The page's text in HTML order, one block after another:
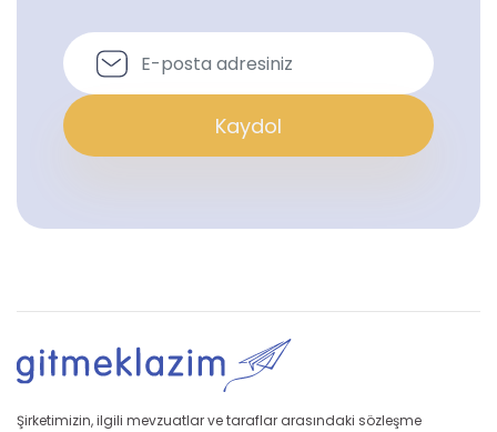
Kaydol
Şirketimizin, ilgili mevzuatlar ve taraflar arasındaki sözleşme